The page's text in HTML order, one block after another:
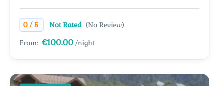
0 /5 Not Rated (No Review)
From: €100.00 /night